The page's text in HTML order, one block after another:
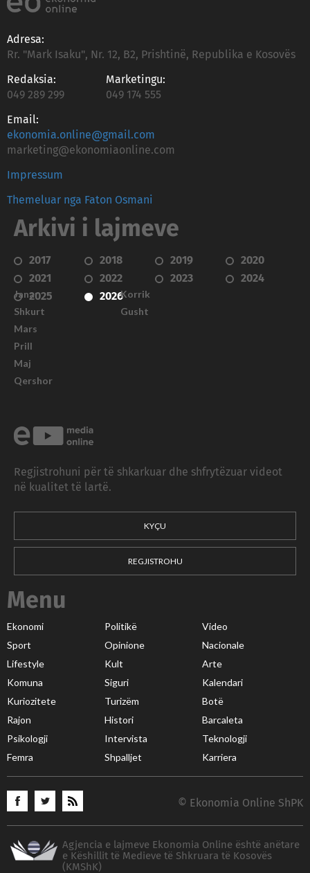
Adresa:
Rr. "Mark Isaku", Nr. 12, B2, Prishtinë, Republika e Kosovës
Redaksia:
049 289 299
Marketingu:
049 174 555
Email:
ekonomia.online@gmail.com
marketing@ekonomiaonline.com
Impressum
Themeluar nga Faton Osmani
Arkivi i lajmeve
2017 2018 2019
2020
2021
2022 2023
2024
2025
2026
Janar
Shkurt
Mars
Prill
Maj
Qershor
Korrik
Gusht
Regjistrohuni për të shkarkuar dhe shfrytëzuar videot
në kualitet të lartë.
KYÇU
REGJISTROHU
Menu
Ekonomi Politikë
Video
Sport
Opinione
Nacionale
Lifestyle
Kult
Arte
Komuna
Siguri
Kalendari
Kuriozitete
Turizëm
Botë
Rajon
Histori
Barcaleta
Psikologji
Intervista
Teknologji
Femra
Shpalljet Karriera
© Ekonomia Online ShPK
Agjencia e lajmeve Ekonomia Online është anëtare
e Këshillit të Medieve të Shkruara të Kosovës
(KMShK)